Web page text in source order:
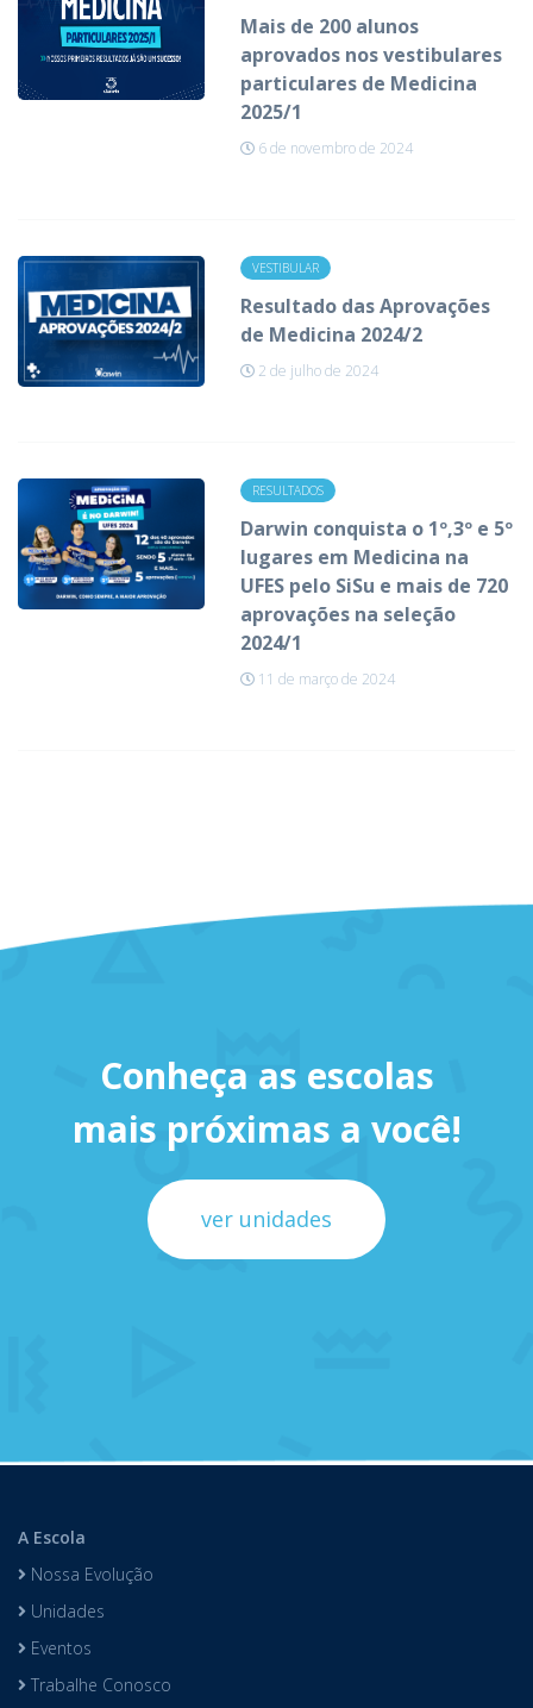
Mais de 200 alunos
aprovados nos vestibulares
particulares de Medicina
2025/1
6 de novembro de 2024
VESTIBULAR
Resultado das Aprovações
de Medicina 2024/2
2 de julho de 2024
RESULTADOS
Darwin conquista o 1º,3º e 5º
lugares em Medicina na
UFES pelo SiSu e mais de 720
aprovações na seleção
2024/1
11 de março de 2024
Conheça as escolas
mais próximas a você!
ver unidades
A Escola
Nossa Evolução
Unidades
Eventos
Trabalhe Conosco